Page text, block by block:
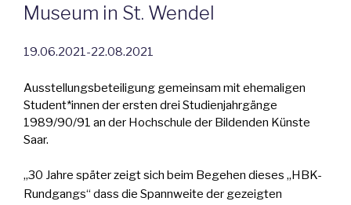
Museum in St. Wendel
19.06.2021-22.08.2021
Ausstellungsbeteiligung gemeinsam mit ehemaligen
Student*innen der ersten drei Studienjahrgänge
1989/90/91 an der Hochschule der Bildenden Künste
Saar.
„30 Jahre später zeigt sich beim Begehen dieses „HBK-
Rundgangs“ dass die Spannweite der gezeigten